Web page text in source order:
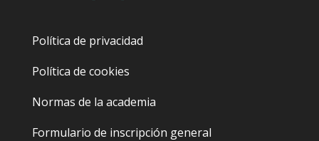
Política de privacidad
Política de cookies
Normas de la academia
Formulario de inscripción general